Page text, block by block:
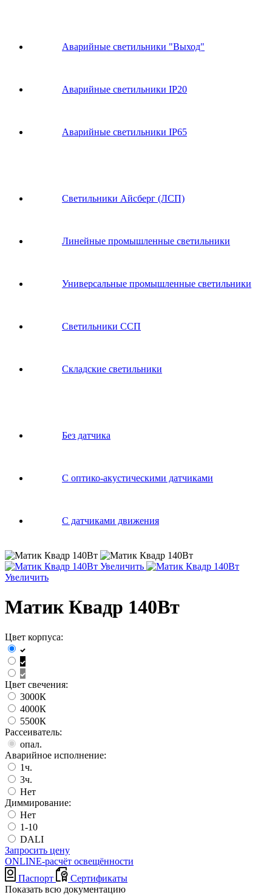
Аварийные светильники "Выход"
Аварийные светильники IP20
Аварийные светильники IP65
Светильники Айсберг (ЛСП)
Линейные промышленные светильники
Универсальные промышленные светильники
Светильники ССП
Складские светильники
Без датчика
С оптико-акустическими датчиками
С датчиками движения
Увеличить
Увеличить
Матик Квадр 140Вт
Цвет корпуса:
Цвет свечения:
3000К
4000К
5500К
Рассеиватель:
опал.
Аварийное исполнение:
1ч.
3ч.
Нет
Диммирование:
Нет
1-10
DALI
Запросить цену
ONLINE-расчёт освещённости
Паспорт
Сертификаты
Показать всю документацию